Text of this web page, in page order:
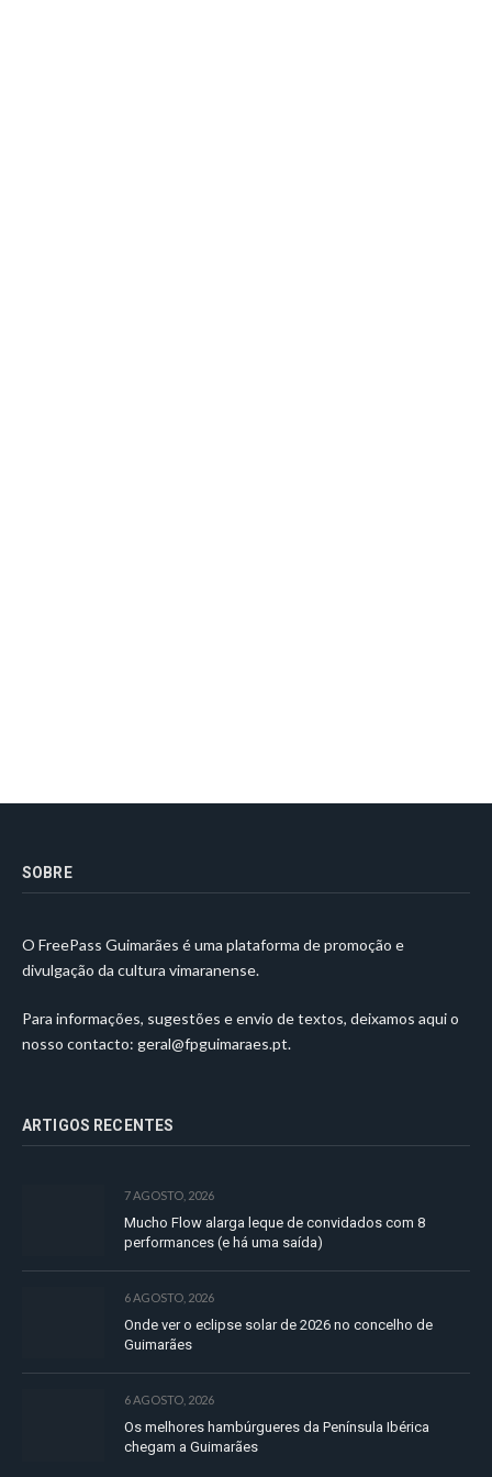
SOBRE
O FreePass Guimarães é uma plataforma de promoção e
divulgação da cultura vimaranense.
Para informações, sugestões e envio de textos, deixamos aqui o
nosso contacto: geral@fpguimaraes.pt.
ARTIGOS RECENTES
7 AGOSTO, 2026
Mucho Flow alarga leque de convidados com 8
performances (e há uma saída)
6 AGOSTO, 2026
Onde ver o eclipse solar de 2026 no concelho de
Guimarães
6 AGOSTO, 2026
Os melhores hambúrgueres da Península Ibérica
chegam a Guimarães